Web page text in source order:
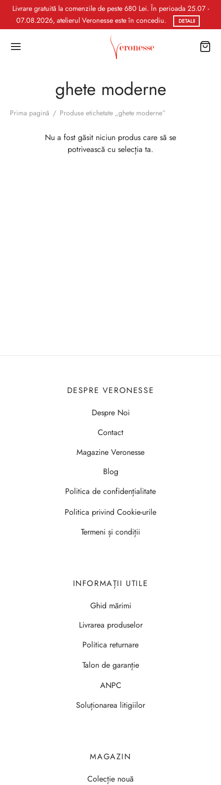
Livrare gratuită la comenzile de peste 680 Lei. În perioada 25.07 -
07.08.2026, atelierul Veronesse este în concediu.
DETALII
ghete moderne
Prima pagină / Produse etichetate „ghete moderne”
Nu a fost găsit niciun produs care să se
potrivească cu selecția ta.
DESPRE VERONESSE
Despre Noi
Contact
Magazine Veronesse
Blog
Politica de confidențialitate
Politica privind Cookie-urile
Termeni și condiții
INFORMAȚII UTILE
Ghid mărimi
Livrarea produselor
Politica returnare
Talon de garanție
ANPC
Soluționarea litigiilor
MAGAZIN
Colecție nouă